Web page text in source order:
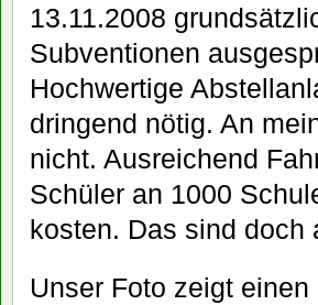
13.11.2008
Subventionen
Hochwertige
dringend nötig. An
nicht. Ausreichend
Schüler an 1000
kosten. Das sind doch
Unser Foto zeigt